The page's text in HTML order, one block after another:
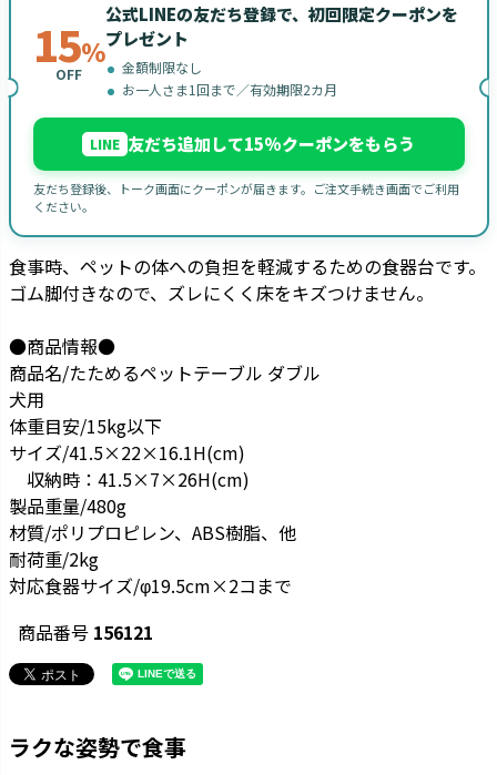
15%
OFF
公式LINEの友だち登録で、初回限定クーポンを
プレゼント
金額制限なし
お一人さま1回まで／有効期限2カ月
LINE 友だち追加して15%クーポンをもらう
友だち登録後、トーク画面にクーポンが届きます。ご注文手続き画面でご利用
ください。
食事時、ペットの体への負担を軽減するための食器台です。
ゴム脚付きなので、ズレにくく床をキズつけません。
●商品情報●
商品名/たためるペットテーブル ダブル
犬用
体重目安/15kg以下
サイズ/41.5×22×16.1H(cm)
収納時：41.5×7×26H(cm)
製品重量/480g
材質/ポリプロピレン、ABS樹脂、他
耐荷重/2kg
対応食器サイズ/φ19.5cm×2コまで
商品番号 156121
ラクな姿勢で食事